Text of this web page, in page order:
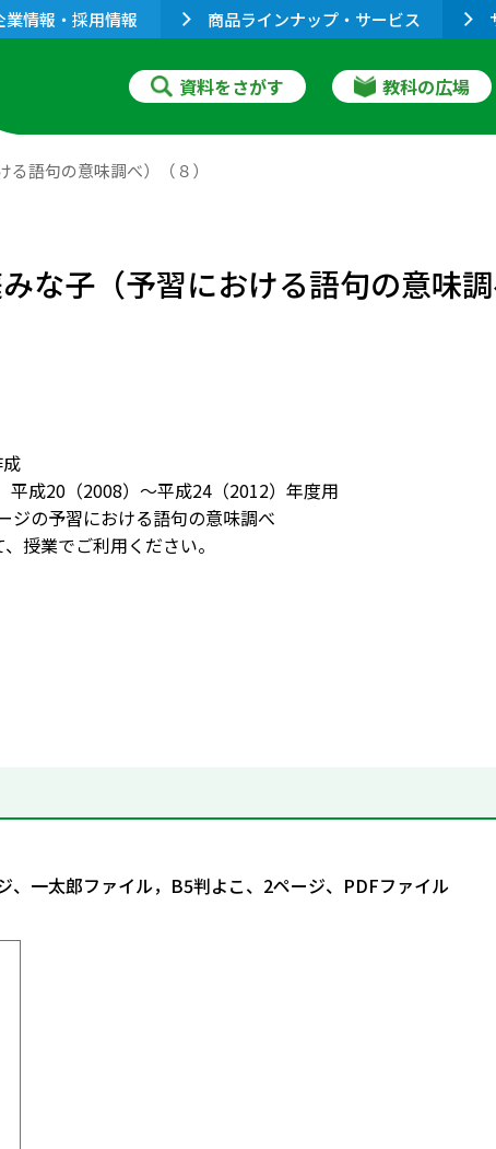
業情報・採用情報 商品ラインナップ・サービス
資料をさがす 教科の広場
語句の意味調べ）（８）
な子（予習における語句の意味調
平成20（2008）～平成24（2012）年度用
ジの予習における語句の意味調べ
授業でご利用ください。
、一太郎ファイル，B5判よこ、2ページ、PDFファイル